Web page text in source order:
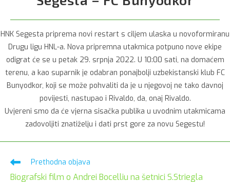
HNK Segesta priprema novi restart s ciljem ulaska u novoformiranu
Drugu ligu HNL-a. Nova pripremna utakmica potpuno nove ekipe
odigrat će se u petak 29. srpnja 2022. U 10:00 sati, na domaćem
terenu, a kao suparnik je odabran ponajbolji uzbekistanski klub FC
Bunyodkor, koji se može pohvaliti da je u njegovoj ne tako davnoj
povijesti, nastupao i Rivaldo, da, onaj Rivaldo.
Uvjereni smo da će vjerna sisačka publika u uvodnim utakmicama
zadovoljiti znatiželju i dati prst gore za novu Segestu!
PročitajPrethodna objava
Biografski film o Andrei Bocelliu na šetnici S.Striegla